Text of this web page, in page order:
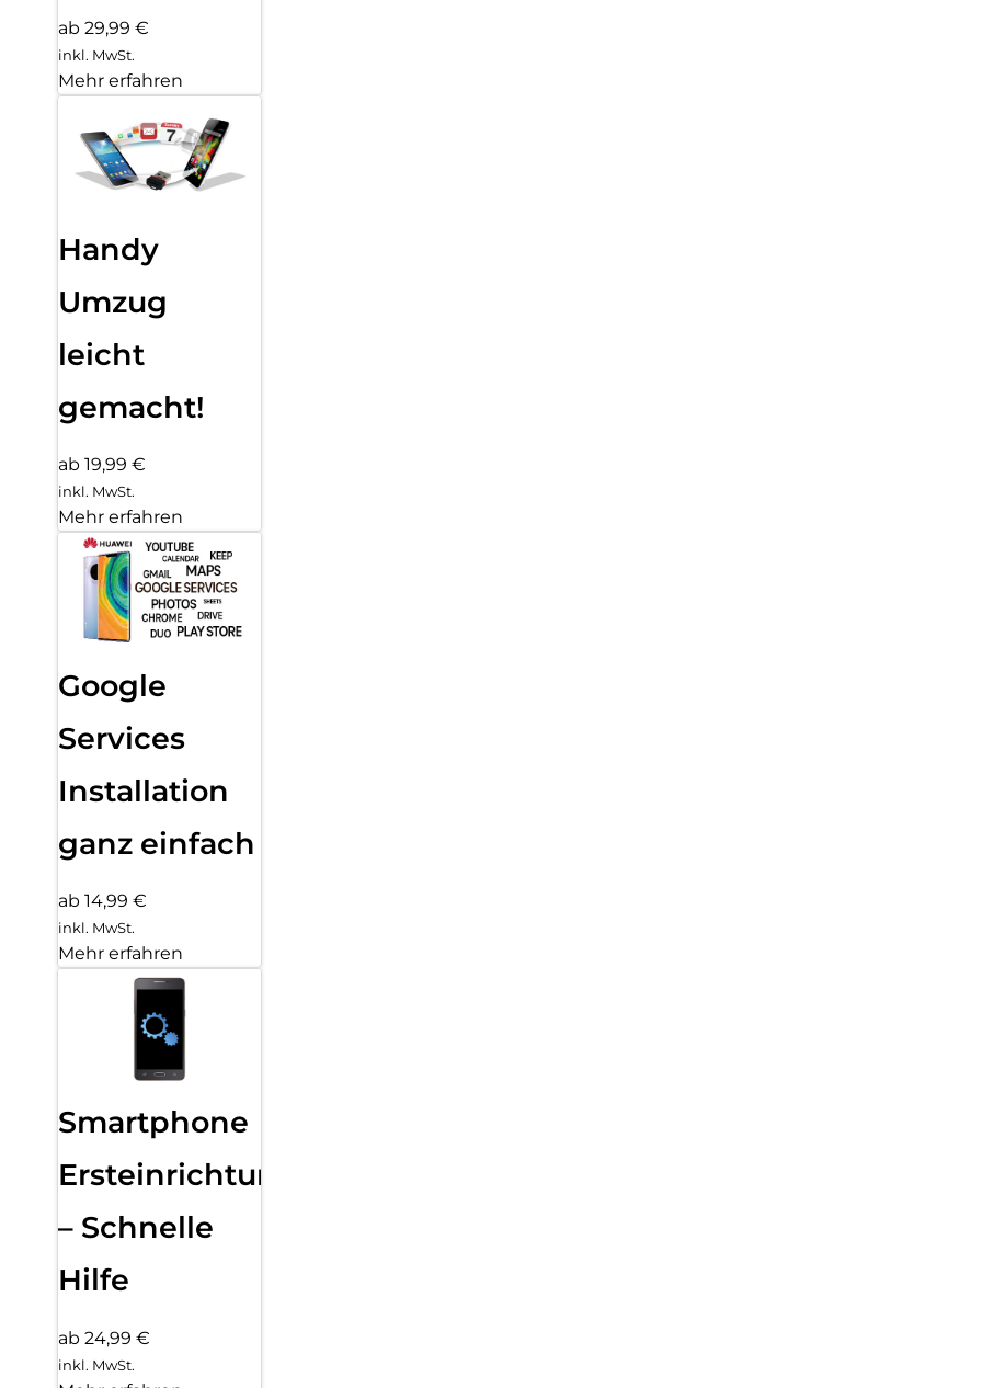
ab 29,99 €
inkl. MwSt.
Mehr erfahren
Handy
Umzug
leicht
gemacht!
ab 19,99 €
inkl. MwSt.
Mehr erfahren
Google
Services
Installation
ganz einfach
ab 14,99 €
inkl. MwSt.
Mehr erfahren
Smartphone
Ersteinrichtung
– Schnelle
Hilfe
ab 24,99 €
inkl. MwSt.